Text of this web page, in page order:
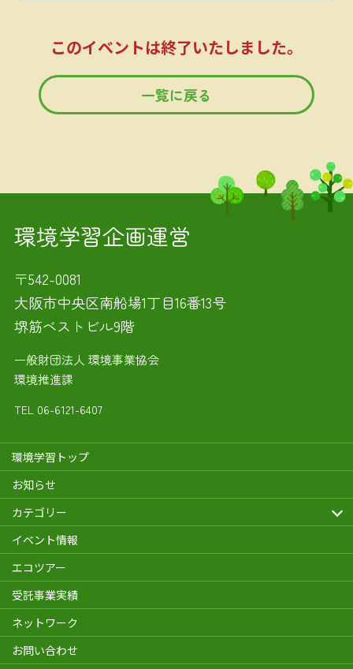
このイベントは終了いたしました。
一覧に戻る
環境学習企画運営
〒542-0081
大阪市中央区南船場1丁目16番13号
堺筋ベストビル9階
一般財団法人 環境事業協会
環境推進課
TEL 06-6121-6407
環境学習トップ
お知らせ
カテゴリー
イベント情報
エコツアー
受託事業実績
ネットワーク
お問い合わせ